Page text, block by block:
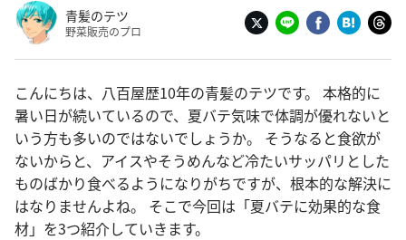
青髪のテツ
野菜販売のプロ
こんにちは、八百屋歴10年の青髪のテツです。 本格的に
暑い日が続いているので、夏バテ気味で体調が優れないと
いう方も多いのではないでしょうか。 そうなると食欲が
ないからと、アイスやそうめんなど冷たいサッパリとした
ものばかり食べるようになりがちですが、根本的な解決に
はなりませんよね。 そこで今回は「夏バテに効果的な食
材」を3つ紹介していきます。